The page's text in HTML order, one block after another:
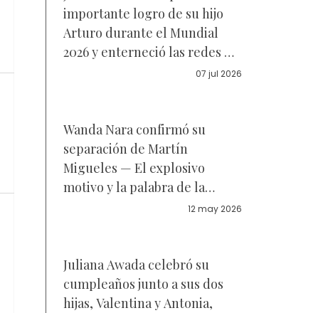
importante logro de su hijo
Arturo durante el Mundial
2026 y enterneció las redes —
07 jul 2026
Wanda Nara confirmó su
separación de Martín
Migueles — El explosivo
motivo y la palabra de la
12 may 2026
Juliana Awada celebró su
cumpleaños junto a sus dos
hijas, Valentina y Antonia,